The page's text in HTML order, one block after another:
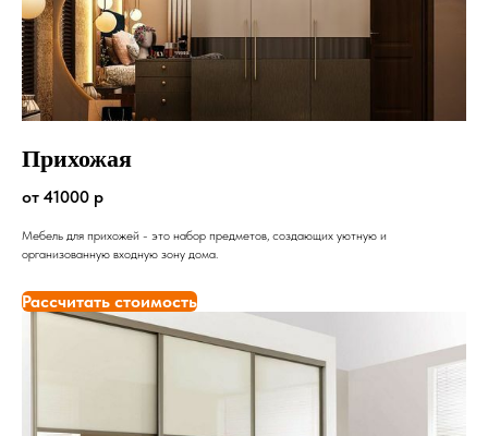
Прихожая
от 41000 р
Мебель для прихожей - это набор предметов, создающих уютную и
организованную входную зону дома.
Рассчитать стоимость